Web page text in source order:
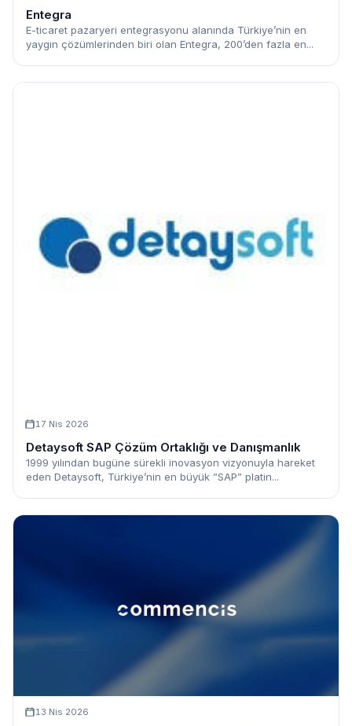
Entegra
E-ticaret pazaryeri entegrasyonu alanında Türkiye’nin en
yaygın çözümlerinden biri olan Entegra, 200’den fazla en...
17 Nis 2026
Detaysoft SAP Çözüm Ortaklığı ve Danışmanlık
1999 yılından bugüne sürekli inovasyon vizyonuyla hareket
eden Detaysoft, Türkiye’nin en büyük ”SAP” platin...
13 Nis 2026